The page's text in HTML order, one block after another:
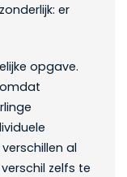
er
opgave.
al
zelfs te